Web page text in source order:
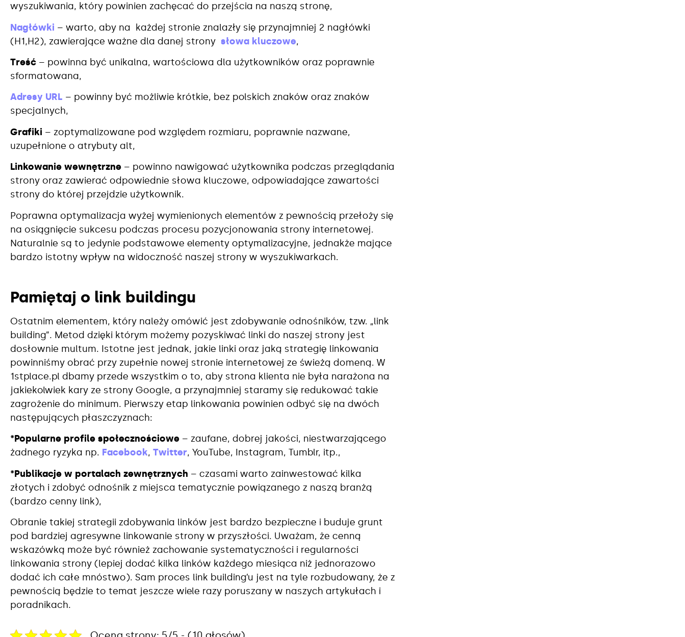
wyszukiwania, który powinien zachęcać do przejścia na naszą stronę,
Nagłówki – warto, aby na każdej stronie znalazły się przynajmniej 2 nagłówki
(H1,H2), zawierające ważne dla danej strony słowa kluczowe,
Treść – powinna być unikalna, wartościowa dla użytkowników oraz poprawnie
sformatowana,
Adresy URL – powinny być możliwie krótkie, bez polskich znaków oraz znaków
specjalnych,
Grafiki – zoptymalizowane pod względem rozmiaru, poprawnie nazwane,
uzupełnione o atrybuty alt,
Linkowanie wewnętrzne – powinno nawigować użytkownika podczas przeglądania
strony oraz zawierać odpowiednie słowa kluczowe, odpowiadające zawartości
strony do której przejdzie użytkownik.
Poprawna optymalizacja wyżej wymienionych elementów z pewnością przełoży się
na osiągnięcie sukcesu podczas procesu pozycjonowania strony internetowej.
Naturalnie są to jedynie podstawowe elementy optymalizacyjne, jednakże mające
bardzo istotny wpływ na widoczność naszej strony w wyszukiwarkach.
Pamiętaj o link buildingu
Ostatnim elementem, który należy omówić jest zdobywanie odnośników, tzw. „link
building”. Metod dzięki którym możemy pozyskiwać linki do naszej strony jest
dosłownie multum. Istotne jest jednak, jakie linki oraz jaką strategię linkowania
powinniśmy obrać przy zupełnie nowej stronie internetowej ze świeżą domeną. W
1stplace.pl dbamy przede wszystkim o to, aby strona klienta nie była narażona na
jakiekolwiek kary ze strony Google, a przynajmniej staramy się redukować takie
zagrożenie do minimum. Pierwszy etap linkowania powinien odbyć się na dwóch
następujących płaszczyznach:
*Popularne profile społecznościowe – zaufane, dobrej jakości, niestwarzającego
żadnego ryzyka np. Facebook, Twitter, YouTube, Instagram, Tumblr, itp.,
*Publikacje w portalach zewnętrznych – czasami warto zainwestować kilka
złotych i zdobyć odnośnik z miejsca tematycznie powiązanego z naszą branżą
(bardzo cenny link),
Obranie takiej strategii zdobywania linków jest bardzo bezpieczne i buduje grunt
pod bardziej agresywne linkowanie strony w przyszłości. Uważam, że cenną
wskazówką może być również zachowanie systematyczności i regularności
linkowania strony (lepiej dodać kilka linków każdego miesiąca niż jednorazowo
dodać ich całe mnóstwo). Sam proces link building’u jest na tyle rozbudowany, że z
pewnością będzie to temat jeszcze wiele razy poruszany w naszych artykułach i
poradnikach.